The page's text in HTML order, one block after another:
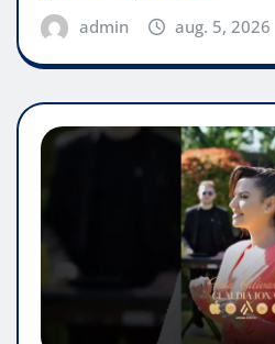
admin aug. 5, 2026